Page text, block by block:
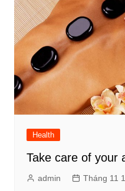
Health
Take care of your
admin Tháng 11